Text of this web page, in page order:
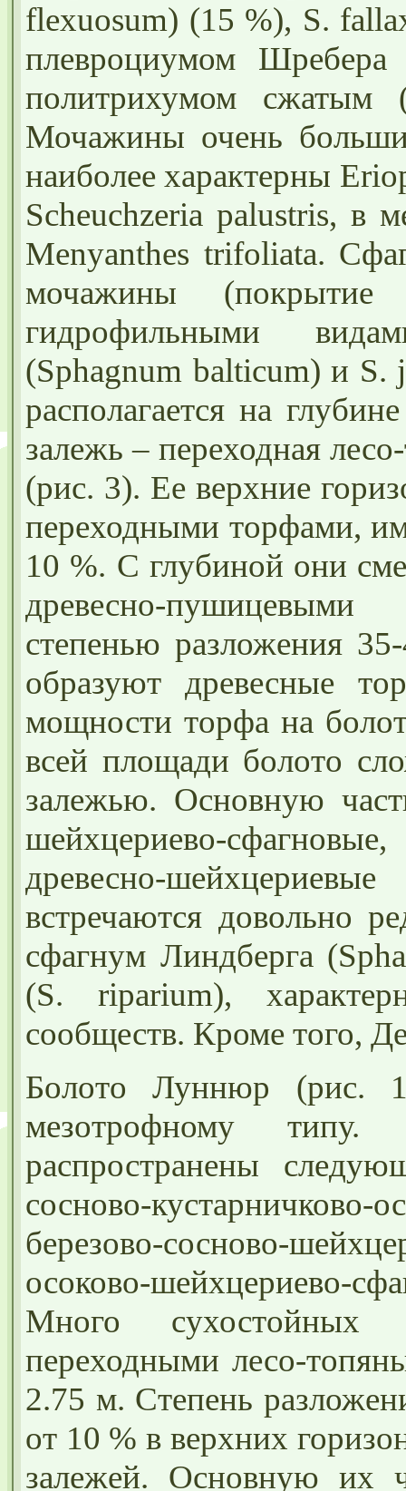
flexuosum) (15 %), S.
плевроциумом
политрихумом сжатым
Мочажины очень
наиболее характерны
Scheuchzeria palustris, в
Menyanthes trifoliata.
мочажины
гидрофильными
(Sphagnum balticum) и S.
располагается на
залежь – переходная
(рис. 3). Ее верхние
переходными торфами,
10 %. С глубиной они
древесно-
степенью разложения
образуют древесные
мощности торфа на
всей площади болото
залежью. Основную
шейхцериево-
древесно-
встречаются довольно
сфагнум Линдберга
(S. riparium),
сообществ. Кроме того,
Болото Луннюр
мезотрофному
распространены
сосново-кустарничково-
березово-сосново-
осоково-шейхцериево-
Много сухостойных
переходными лесо-
2.75 м. Степень
от 10 % в верхних
залежей. Основную их